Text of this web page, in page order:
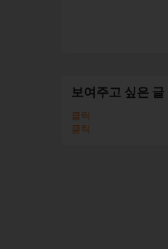
보여주고 싶은 글
클릭
클릭